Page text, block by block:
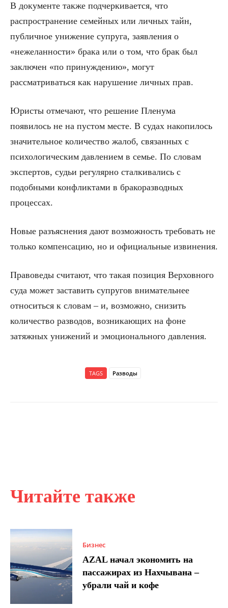
Читайте также
Бизнес
AZAL начал экономить на
пассажирах из Нахчывана –
убрали чай и кофе
В документе также подчеркивается, что
распространение семейных или личных тайн,
публичное унижение супруга, заявления о
«нежеланности» брака или о том, что брак был
заключен «по принуждению», могут
рассматриваться как нарушение личных прав.
Юристы отмечают, что решение Пленума
появилось не на пустом месте. В судах накопилось
значительное количество жалоб, связанных с
психологическим давлением в семье. По словам
экспертов, судьи регулярно сталкивались с
подобными конфликтами в бракоразводных
процессах.
Новые разъяснения дают возможность требовать не
только компенсацию, но и официальные извинения.
Правоведы считают, что такая позиция Верховного
суда может заставить супругов внимательнее
относиться к словам – и, возможно, снизить
количество разводов, возникающих на фоне
затяжных унижений и эмоционального давления.
TAGS Разводы